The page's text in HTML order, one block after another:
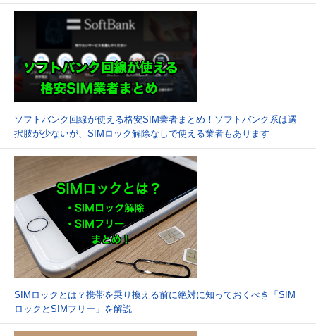
ソフトバンク回線が使える格安SIM業者まとめ！ソフトバンク系は選
択肢が少ないが、SIMロック解除なしで使える業者もあります
SIMロックとは？携帯を乗り換える前に絶対に知っておくべき「SIM
ロックとSIMフリー」を解説